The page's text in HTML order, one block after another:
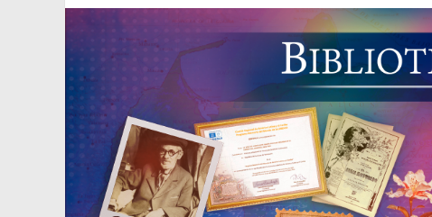
Una Parálisis
Modesta Bor
Gaceta Oficial de la
Catálogo temático